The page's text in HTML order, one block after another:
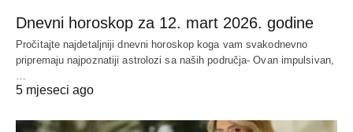
Dnevni horoskop za 12. mart 2026. godine
Pročitajte najdetaljniji dnevni horoskop koga vam svakodnevno
pripremaju najpoznatiji astrolozi sa naših područja- Ovan impulsivan,
5 mjeseci ago